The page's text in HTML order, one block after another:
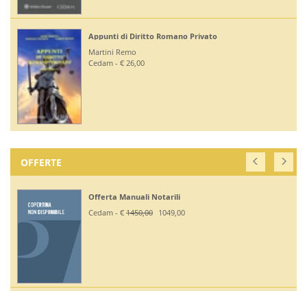
Appunti di Diritto Romano Privato
Martini Remo
Cedam - € 26,00
OFFERTE
Offerta Manuali Notarili
Cedam - € 1450,00 1049,00